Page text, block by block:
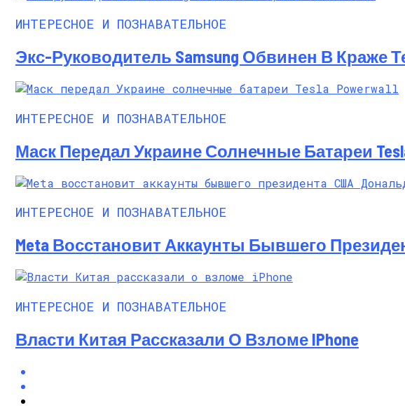
ИНТЕРЕСНОЕ И ПОЗНАВАТЕЛЬНОЕ
Экс-Руководитель Samsung Обвинен В Краже
ИНТЕРЕСНОЕ И ПОЗНАВАТЕЛЬНОЕ
Маск Передал Украине Солнечные Батареи
ИНТЕРЕСНОЕ И ПОЗНАВАТЕЛЬНОЕ
Meta Восстановит Аккаунты Бывшего
ИНТЕРЕСНОЕ И ПОЗНАВАТЕЛЬНОЕ
Власти Китая Рассказали О Взломе IPhone